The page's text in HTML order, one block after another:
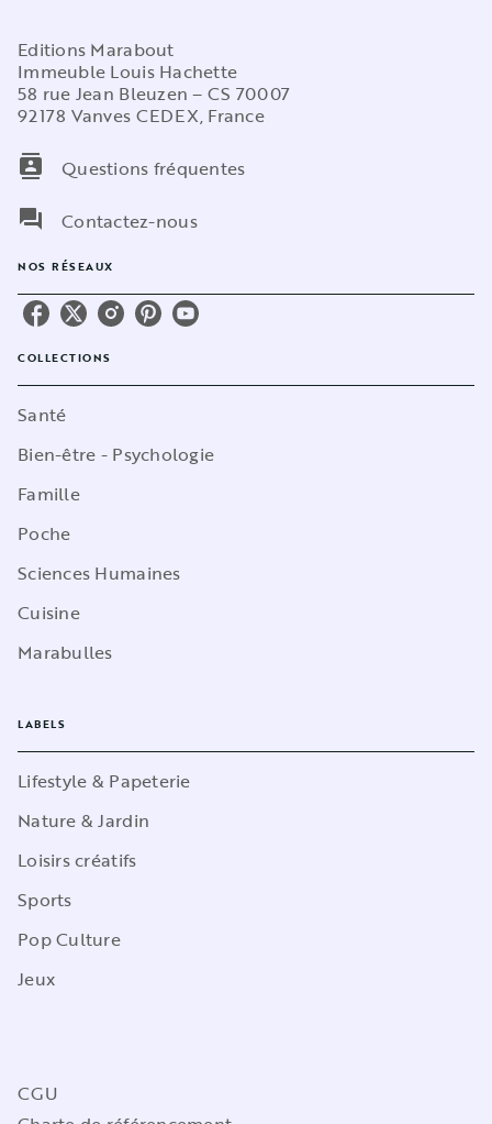
Editions Marabout
Immeuble Louis Hachette
58 rue Jean Bleuzen – CS 70007
92178 Vanves CEDEX, France
contacts
Questions fréquentes
question_answer
Contactez-nous
NOS RÉSEAUX
COLLECTIONS
Santé
Bien-être - Psychologie
Famille
Poche
Sciences Humaines
Cuisine
Marabulles
LABELS
Lifestyle & Papeterie
Nature & Jardin
Loisirs créatifs
Sports
Pop Culture
Jeux
CGU